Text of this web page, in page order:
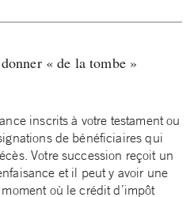
« de la tombe »
inscrits à votre testament ou
de bénéficiaires qui
Votre succession reçoit un
et il peut y avoir une
où le crédit d’impôt